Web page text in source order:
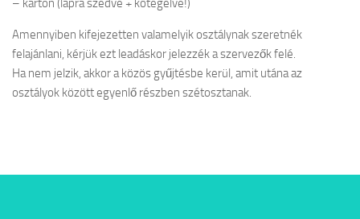
– karton (lapra szedve + kötegelve!)
Amennyiben kifejezetten valamelyik osztálynak szeretnék
felajánlani, kérjük ezt leadáskor jelezzék a szervezők felé.
Ha nem jelzik, akkor a közös gyűjtésbe kerül, amit utána az
osztályok között egyenlő részben szétosztanak.